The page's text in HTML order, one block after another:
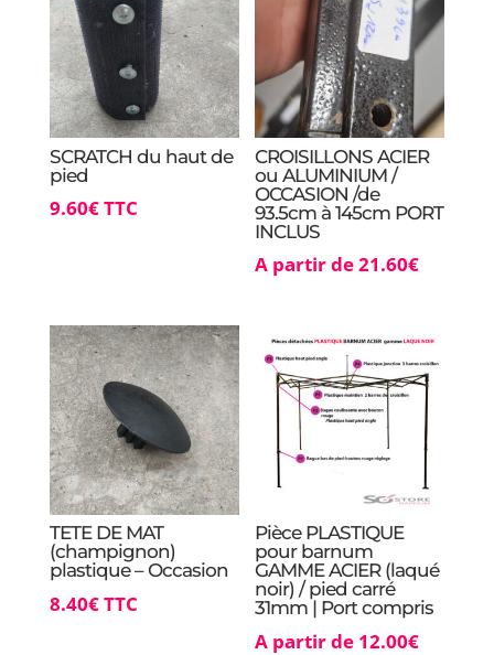
SCRATCH du haut de
pied
9.60€TTC
CROISILLONS ACIER
ou ALUMINIUM /
OCCASION /de
93.5cm à 145cm PORT
INCLUS
A partir de21.60€
TETE DE MAT
(champignon)
plastique – Occasion
8.40€TTC
Pièce PLASTIQUE
pour barnum
GAMME ACIER (laqué
noir) / pied carré
31mm | Port compris
A partir de 12.00€